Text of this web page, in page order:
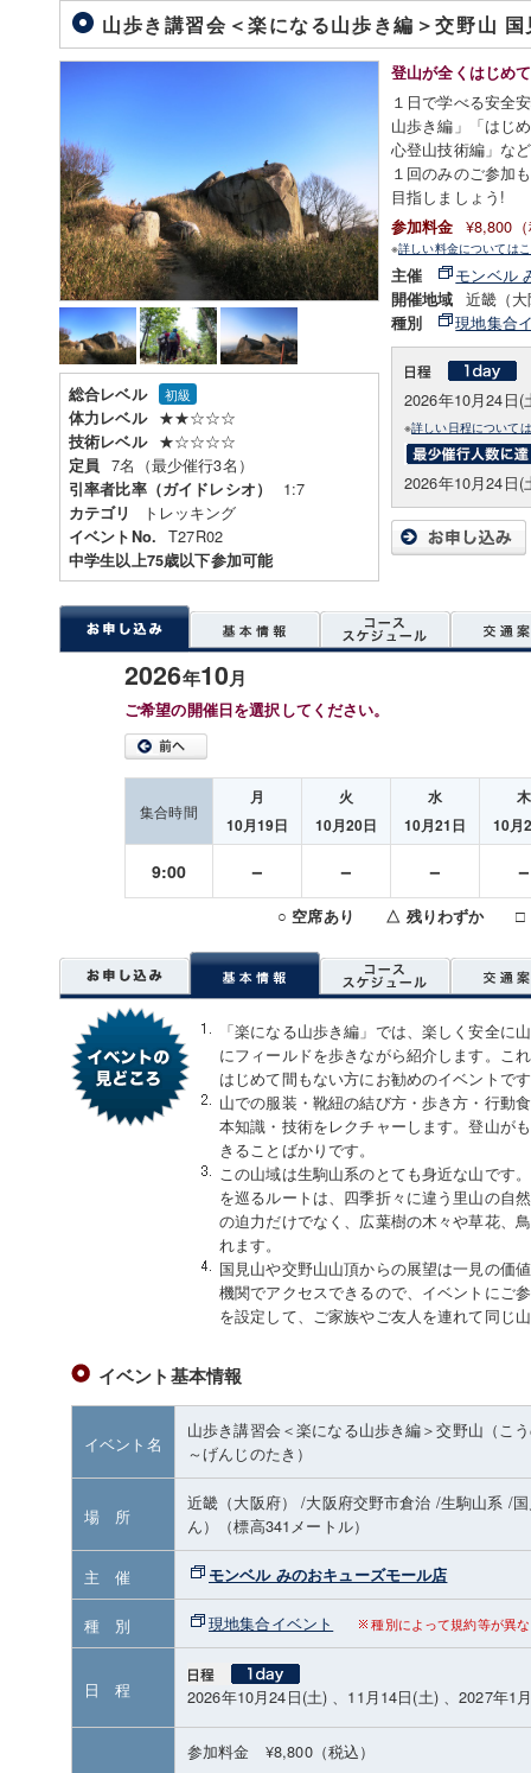
山歩き講習会＜楽になる山歩き編＞交野山
総合レベル 初級
体力レベル ★★☆☆☆
技術レベル ★☆☆☆☆
定員 7名（最少催行3名）
引率者比率（ガイドレシオ） 1:7
カテゴリ トレッキング
イベントNo. T27R02
中学生以上75歳以下参加可能
登山が全くはじめ
１日で学べる安全
山歩き編」「はじ
心登山技術編」な
１回のみのご参加
目指しましょう!
参加料金 ¥8,800
※詳しい料金については
主催 モンベル
開催地域 近畿（
種別 現地集合
2026年10月24日(
※詳しい日程について
2026年10月24日(
2026年10月
ご希望の開催日を選択してください。
集合時間
月
10月19日
火
10月20日
水
10月21日
木
10月
9:00 － － －
○ 空席あり △ 残りわずか □
「楽になる山歩き編」では、楽しく安全に
にフィールドを歩きながら紹介します。こ
はじめて間もない方にお勧めのイベントで
山での服装・靴紐の結び方・歩き方・行動
本知識・技術をレクチャーします。登山が
きることばかりです。
この山域は生駒山系のとても身近な山です
を巡るルートは、四季折々に違う里山の自
の迫力だけでなく、広葉樹の木々や草花、
れます。
国見山や交野山山頂からの展望は一見の価
機関でアクセスできるので、イベントにご
を設定して、ご家族やご友人を連れて同じ
イベント基本情報
イベント名
山歩き講習会＜楽になる山歩き編＞交野山（こ
～げんじのたき）
場 所
近畿（大阪府） /大阪府交野市倉治 /生駒山系 /
ん）
（標高341メートル）
主 催 モンベル みのおキューズモール店
種 別 現地集合イベント 種別によって規約等が異
日 程 2026年10月24日(土) 、11月14日(土) 、2027年1
参加料金 ¥8,800（税込）